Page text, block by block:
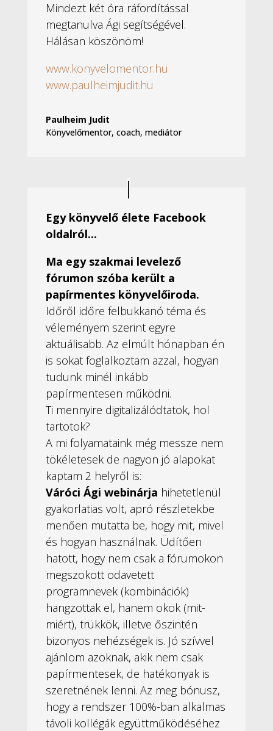
Mindezt két óra ráfordítással
megtanulva Ági segítségével.
Hálásan köszönöm!
www.konyvelomentor.hu
www.paulheimjudit.hu
Paulheim Judit
Könyvelőmentor, coach, mediátor
Egy könyvelő élete Facebook
oldalról...
Ma egy szakmai levelező
fórumon szóba került a
papírmentes könyvelőiroda.
Időről időre felbukkanó téma és
véleményem szerint egyre
aktuálisabb. Az elmúlt hónapban én
is sokat foglalkoztam azzal, hogyan
tudunk minél inkább
papírmentesen működni.
Ti mennyire digitalizálódtatok, hol
tartotok?
A mi folyamataink még messze nem
tökéletesek de nagyon jó alapokat
kaptam 2 helyről is:
Váróci Ági webinárja hihetetlenül
gyakorlatias volt, apró részletekbe
menően mutatta be, hogy mit, mivel
és hogyan használnak. Üdítően
hatott, hogy nem csak a fórumokon
megszokott odavetett
programnevek (kombinációk)
hangzottak el, hanem okok (mit-
miért), trükkök, illetve őszintén
bizonyos nehézségek is. Jó szívvel
ajánlom azoknak, akik nem csak
papírmentesek, de hatékonyak is
szeretnének lenni. Az meg bónusz,
hogy a rendszer 100%-ban alkalmas
távoli kollégák együttműködéséhez